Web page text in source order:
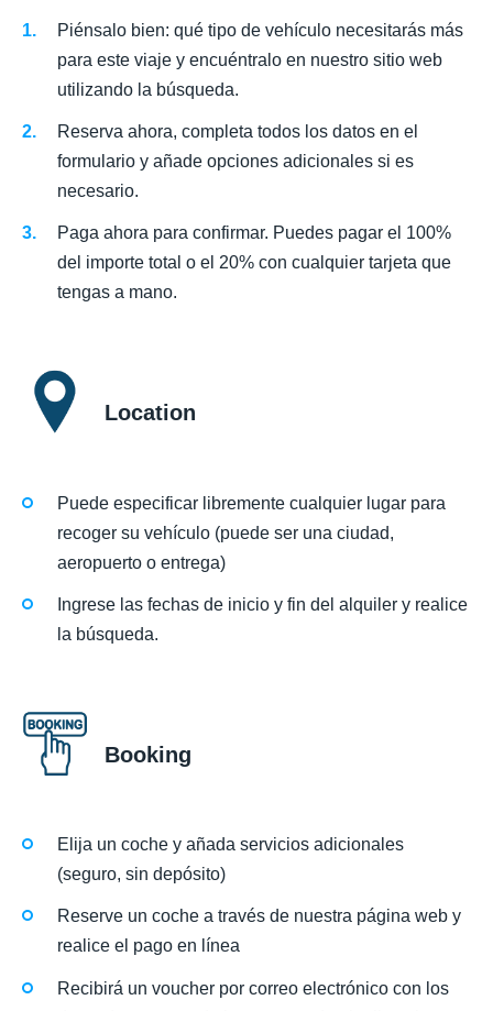
Piénsalo bien: qué tipo de vehículo necesitarás más
para este viaje y encuéntralo en nuestro sitio web
utilizando la búsqueda.
Reserva ahora, completa todos los datos en el
formulario y añade opciones adicionales si es
necesario.
Paga ahora para confirmar. Puedes pagar el 100%
del importe total o el 20% con cualquier tarjeta que
tengas a mano.
Location
Puede especificar libremente cualquier lugar para
recoger su vehículo (puede ser una ciudad,
aeropuerto o entrega)
Ingrese las fechas de inicio y fin del alquiler y realice
la búsqueda.
Booking
Elija un coche y añada servicios adicionales
(seguro, sin depósito)
Reserve un coche a través de nuestra página web y
realice el pago en línea
Recibirá un voucher por correo electrónico con los